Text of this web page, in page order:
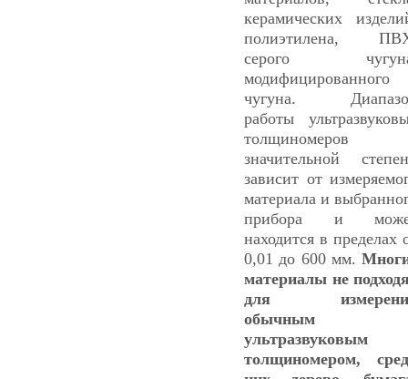
керамических
полиэтилена,
серого
модифицированного
чугуна.
работы
толщиномеров
значительной
зависит от
материала и
прибора и
находится в пределах
0,01 до 600 мм.
материалы не
для
обычным
ультразвуковым
толщиномером,